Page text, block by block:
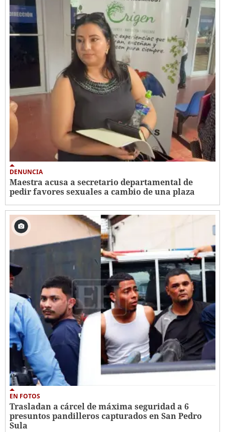
DENUNCIA
Maestra acusa a secretario departamental de
pedir favores sexuales a cambio de una plaza
EN FOTOS
Trasladan a cárcel de máxima seguridad a 6
presuntos pandilleros capturados en San Pedro
Sula